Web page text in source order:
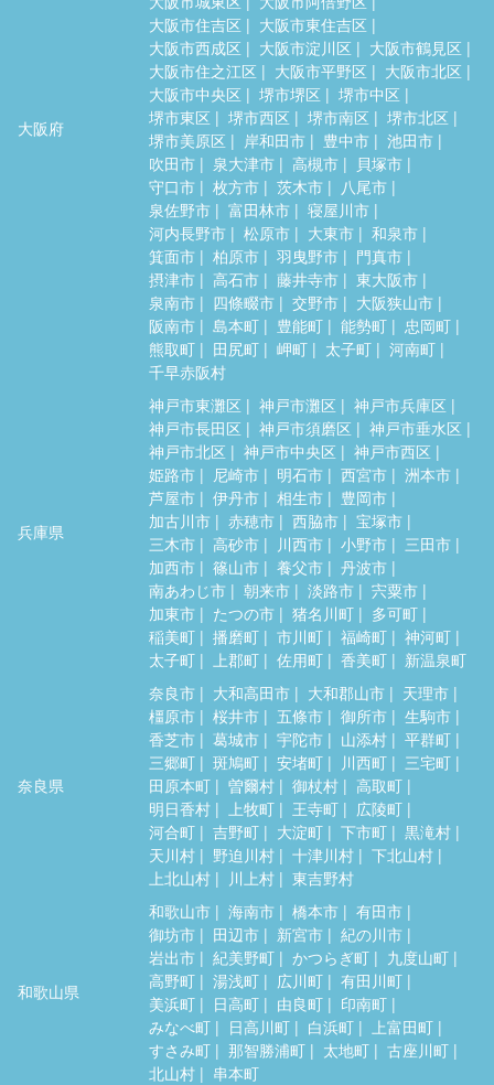
大阪府
大阪市住吉区
大阪市東住吉区
大阪市西成区
大阪市淀川区
大阪市鶴見区
大阪市住之江区
大阪市平野区
大阪市北区
大阪市中央区
堺市堺区
堺市中区
堺市東区
堺市西区 堺市南区
堺市北区
堺市美原区
岸和田市 豊中市
池田市
吹田市
泉大津市 高槻市
貝塚市
守口市
枚方市 茨木市
八尾市
泉佐野市
富田林市
寝屋川市
河内長野市
松原市 大東市
和泉市
箕面市
柏原市 羽曳野市
門真市
摂津市
高石市 藤井寺市
東大阪市
泉南市
四條畷市 交野市
大阪狭山市
阪南市
島本町 豊能町 能勢町
忠岡町
熊取町
田尻町 岬町 太子町
河南町
千早赤阪村
兵庫県
神戸市東灘区 神戸市灘区
神戸市兵庫区
神戸市長田区
神戸市須磨区
神戸市垂水区
神戸市北区
神戸市中央区
神戸市西区
姫路市
尼崎市 明石市 西宮市
洲本市
芦屋市
伊丹市 相生市
豊岡市
加古川市
赤穂市 西脇市
宝塚市
三木市
高砂市 川西市 小野市
三田市
加西市
篠山市 養父市
丹波市
南あわじ市
朝来市 淡路市
宍粟市
加東市
たつの市 猪名川町
多可町
稲美町
播磨町 市川町 福崎町
神河町
太子町
上郡町 佐用町 香美町 新温泉町
奈良県
奈良市 大和高田市 大和郡山市
天理市
橿原市
桜井市 五條市 御所市
生駒市
香芝市
葛城市 宇陀市 山添村
平群町
三郷町
斑鳩町 安堵町 川西町
三宅町
田原本町
曽爾村 御杖村
高取町
明日香村
上牧町 王寺町
広陵町
河合町
吉野町 大淀町 下市町
黒滝村
天川村
野迫川村 十津川村
下北山村
上北山村
川上村 東吉野村
和歌山県
和歌山市 海南市 橋本市
有田市
御坊市
田辺市 新宮市
紀の川市
岩出市
紀美野町 かつらぎ町
九度山町
高野町
湯浅町 広川町
有田川町
美浜町
日高町 由良町
印南町
みなべ町
日高川町 白浜町
上富田町
すさみ町
那智勝浦町 太地町
古座川町
北山村
串本町